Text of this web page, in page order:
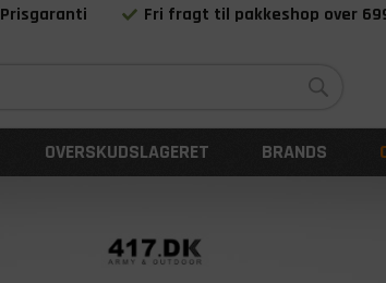
Prisgaranti Fri fragt til pakkeshop over
OVERSKUDSLAGERET BRANDS